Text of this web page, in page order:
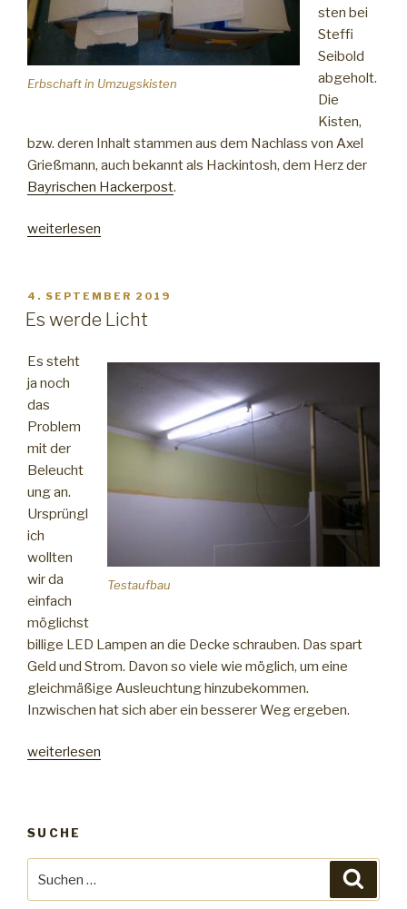
Erbschaft in Umzugskisten
sten bei
Steffi
Seibold
abgeholt.
Die
Kisten,
bzw. deren Inhalt stammen aus dem Nachlass von Axel
Grießmann, auch bekannt als Hackintosh, dem Herz der
Bayrischen Hackerpost.
„Danke
weiterlesen
VERÖFFENTLICHT
AM
4. SEPTEMBER 2019
Es werde Licht
Testaufbau
Es steht
ja noch
das
Problem
mit der
Beleucht
ung an.
Ursprüngl
ich
wollten
wir da
einfach
möglichst
billige LED Lampen an die Decke schrauben. Das spart
Geld und Strom. Davon so viele wie möglich, um eine
gleichmäßige Ausleuchtung hinzubekommen.
Inzwischen hat sich aber ein besserer Weg ergeben.
„Es
weiterlesen
SUCHE